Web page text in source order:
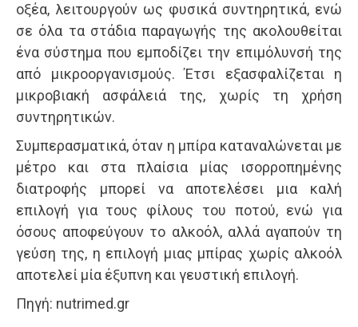
οξέα, λειτουργούν ως φυσικά συντηρητικά, ενώ
σε όλα τα στάδια παραγωγής της ακολουθείται
ένα σύστημα που εμποδίζει την επιμόλυνσή της
από μικροοργανισμούς. Έτσι εξασφαλίζεται η
μικροβιακή ασφάλειά της, χωρίς τη χρήση
συντηρητικών.
Συμπερασματικά, όταν η μπίρα καταναλώνεται με
μέτρο και στα πλαίσια μίας ισορροπημένης
διατροφής μπορεί να αποτελέσει μια καλή
επιλογή για τους φίλους του ποτού, ενώ για
όσους αποφεύγουν το αλκοόλ, αλλά αγαπούν τη
γεύση της, η επιλογή μιας μπίρας χωρίς αλκοόλ
αποτελεί μία έξυπνη και γευστική επιλογή.
Πηγή: nutrimed.gr